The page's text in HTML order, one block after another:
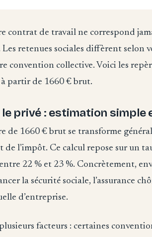
contrat de travail ne correspond
Les retenues sociales diffèrent selon
convention collective. Voici les
partir de 1660 € brut.
privé : estimation
de 1660 € brut se transforme
de l’impôt. Ce calcul repose sur un
22 % et 23 %. Concrètement,
la sécurité sociale, l’assurance
d’entreprise.
facteurs : certaines